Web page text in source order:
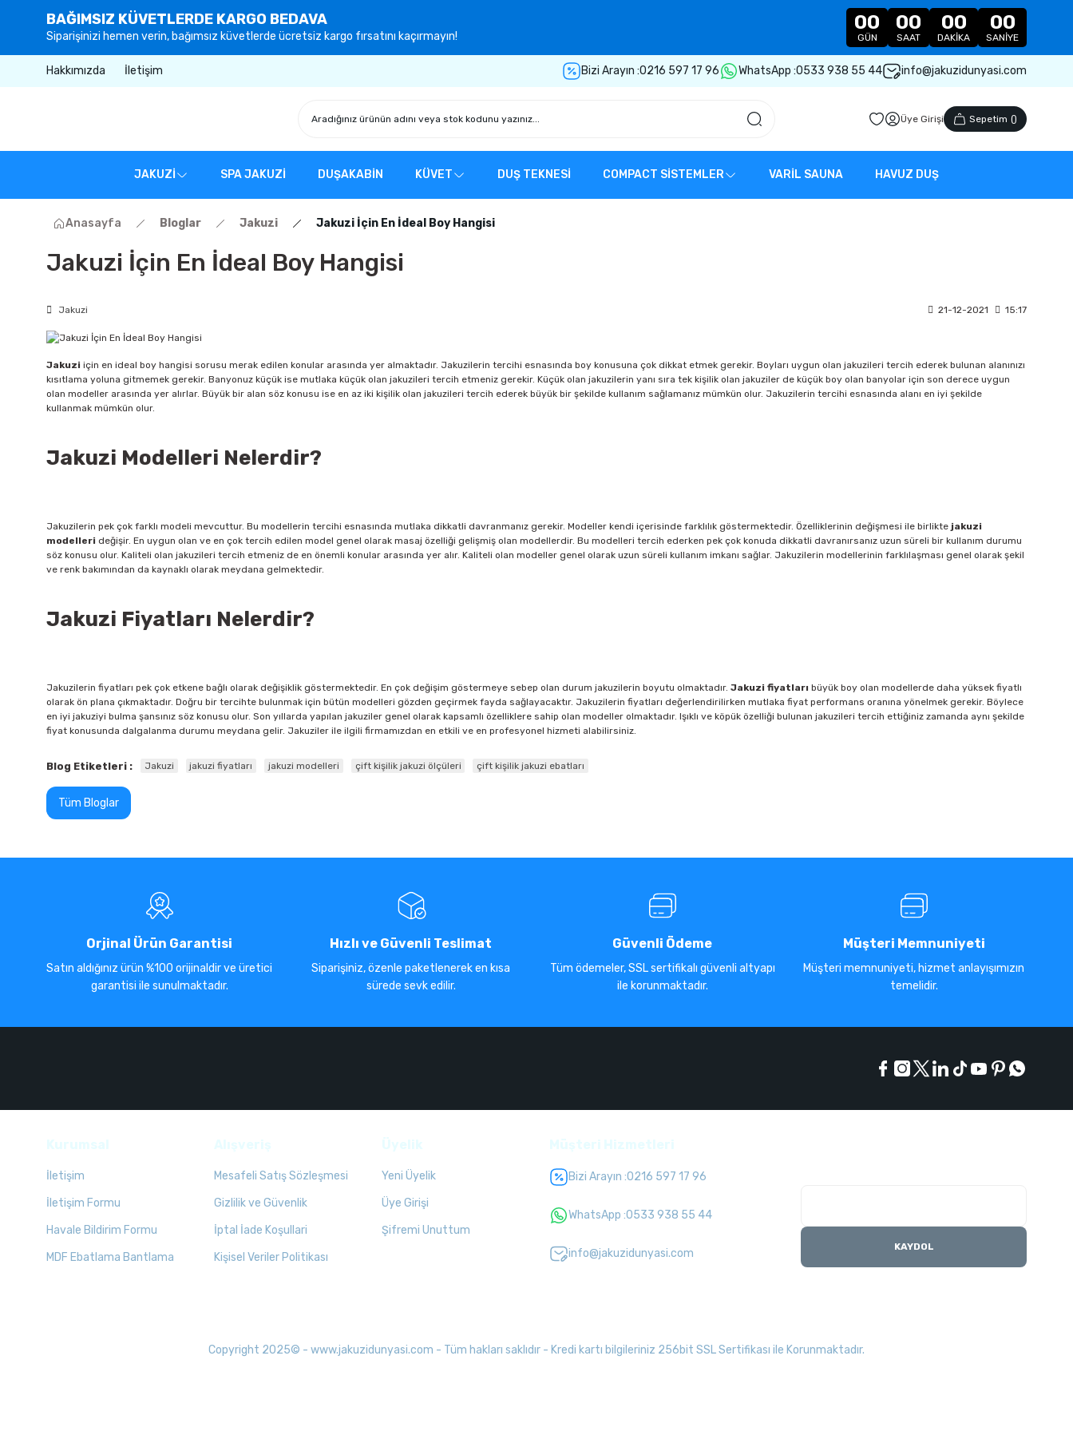
BAĞIMSIZ KÜVETLERDE KARGO BEDAVA
Siparişinizi hemen verin, bağımsız küvetlerde ücretsiz kargo fırsatını kaçırmayın!
00
GÜN
00
SAAT
00
DAKIKA
00
SANIYE
Hakkımızda İletişim Bizi Arayın :0216 597 17 96 WhatsApp :0533 938 55 44 info@jakuzidunyasi.com
Üye Girişi Sepetim ()
JAKUZİ SPA JAKUZİ DUŞAKABİN KÜVET DUŞ TEKNESİ COMPACT SİSTEMLER VARİL SAUNA HAVUZ DUŞ
Anasayfa Bloglar Jakuzi Jakuzi İçin En İdeal Boy Hangisi
Jakuzi İçin En İdeal Boy Hangisi
Jakuzi 21-12-2021 15:17
Jakuzi için en ideal boy hangisi sorusu merak edilen konular arasında yer almaktadır. Jakuzilerin tercihi esnasında boy konusuna çok dikkat etmek gerekir. Boyları uygun olan jakuzileri tercih ederek bulunan alanınızı
kısıtlama yoluna gitmemek gerekir. Banyonuz küçük ise mutlaka küçük olan jakuzileri tercih etmeniz gerekir. Küçük olan jakuzilerin yanı sıra tek kişilik olan jakuziler de küçük boy olan banyolar için son derece uygun
olan modeller arasında yer alırlar. Büyük bir alan söz konusu ise en az iki kişilik olan jakuzileri tercih ederek büyük bir şekilde kullanım sağlamanız mümkün olur. Jakuzilerin tercihi esnasında alanı en iyi şekilde
kullanmak mümkün olur.
Jakuzi Modelleri Nelerdir?
Jakuzilerin pek çok farklı modeli mevcuttur. Bu modellerin tercihi esnasında mutlaka dikkatli davranmanız gerekir. Modeller kendi içerisinde farklılık göstermektedir. Özelliklerinin değişmesi ile birlikte jakuzi
modelleri değişir. En uygun olan ve en çok tercih edilen model genel olarak masaj özelliği gelişmiş olan modellerdir. Bu modelleri tercih ederken pek çok konuda dikkatli davranırsanız uzun süreli bir kullanım durumu
söz konusu olur. Kaliteli olan jakuzileri tercih etmeniz de en önemli konular arasında yer alır. Kaliteli olan modeller genel olarak uzun süreli kullanım imkanı sağlar. Jakuzilerin modellerinin farklılaşması genel olarak şekil
ve renk bakımından da kaynaklı olarak meydana gelmektedir.
Jakuzi Fiyatları Nelerdir?
Jakuzilerin fiyatları pek çok etkene bağlı olarak değişiklik göstermektedir. En çok değişim göstermeye sebep olan durum jakuzilerin boyutu olmaktadır. Jakuzi fiyatları büyük boy olan modellerde daha yüksek fiyatlı
olarak ön plana çıkmaktadır. Doğru bir tercihte bulunmak için bütün modelleri gözden geçirmek fayda sağlayacaktır. Jakuzilerin fiyatları değerlendirilirken mutlaka fiyat performans oranına yönelmek gerekir. Böylece
en iyi jakuziyi bulma şansınız söz konusu olur. Son yıllarda yapılan jakuziler genel olarak kapsamlı özelliklere sahip olan modeller olmaktadır. Işıklı ve köpük özelliği bulunan jakuzileri tercih ettiğiniz zamanda aynı şekilde
fiyat konusunda dalgalanma durumu meydana gelir. Jakuziler ile ilgili firmamızdan en etkili ve en profesyonel hizmeti alabilirsiniz.
Blog Etiketleri : Jakuzi jakuzi fiyatları jakuzi modelleri çift kişilik jakuzi ölçüleri çift kişilik jakuzi ebatları
Tüm Bloglar
Orjinal Ürün Garantisi
Satın aldığınız ürün %100 orijinaldir ve üretici
garantisi ile sunulmaktadır.
Hızlı ve Güvenli Teslimat
Siparişiniz, özenle paketlenerek en kısa
sürede sevk edilir.
Güvenli Ödeme
Tüm ödemeler, SSL sertifikalı güvenli altyapı
ile korunmaktadır.
Müşteri Memnuniyeti
Müşteri memnuniyeti, hizmet anlayışımızın
temelidir.
İletişim
İletişim Formu
Havale Bildirim Formu
MDF Ebatlama Bantlama
Mesafeli Satış Sözleşmesi
Gizlilik ve Güvenlik
İptal İade Koşullari
Kişisel Veriler Politikası
Yeni Üyelik
Üye Girişi
Şifremi Unuttum
Bizi Arayın :0216 597 17 96
WhatsApp :0533 938 55 44
info@jakuzidunyasi.com KAYDOL
Copyright 2025© - www.jakuzidunyasi.com - Tüm hakları saklıdır - Kredi kartı bilgileriniz 256bit SSL Sertifikası ile Korunmaktadır.